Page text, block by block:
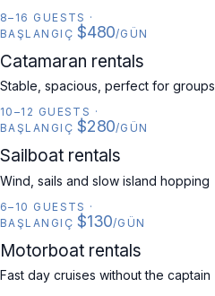
8–16 GUESTS ·
BAŞLANGIÇ $480/GÜN
CATAMARAN
Catamaran rentals
Stable, spacious, perfect for groups
10–12 GUESTS ·
BAŞLANGIÇ $280/GÜN
SAILBOAT
Sailboat rentals
Wind, sails and slow island hopping
6–10 GUESTS ·
BAŞLANGIÇ $130/GÜN
MOTORBOAT
Motorboat rentals
Fast day cruises without the captain